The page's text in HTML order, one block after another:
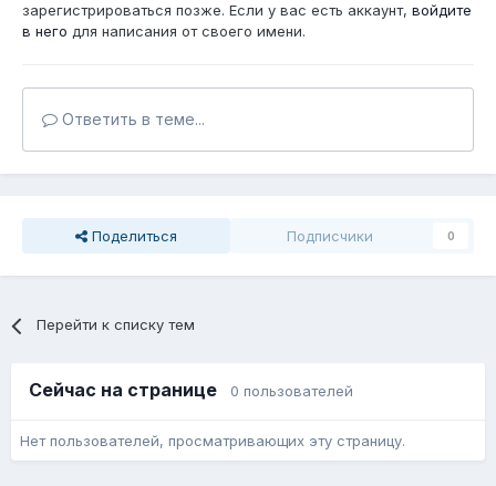
зарегистрироваться позже. Если у вас есть аккаунт, войдите
в него для написания от своего имени.
Ответить в теме...
Поделиться Подписчики 0
Перейти к списку тем
Сейчас на странице 0 пользователей
Нет пользователей, просматривающих эту страницу.